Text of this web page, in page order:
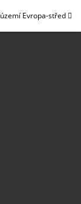
území Evropa-střed